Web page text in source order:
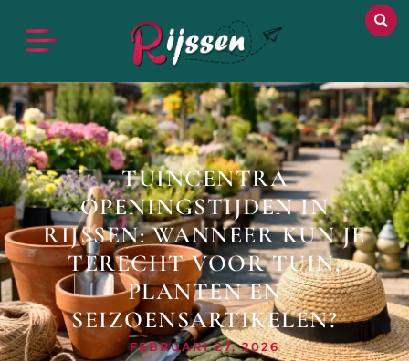
TUINCENTRA
OPENINGSTIJDEN IN
RIJSSEN: WANNEER KUN JE
TERECHT VOOR TUIN,
PLANTEN EN
SEIZOENSARTIKELEN?
FEBRUARI 27, 2026